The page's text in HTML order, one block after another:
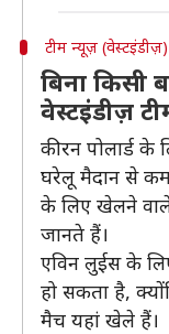
टीम न्यूज़ (वेस्टइंडीज़)
बिना किसी
वेस्टइंडीज़
कीरन पोलार्ड
घरेलू मैदान से
के लिए खेलने वाले
जानते हैं।
एविन लुईस के
हो सकता है,
मैच यहां खेले हैं।